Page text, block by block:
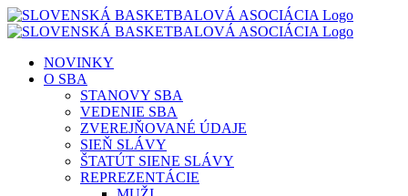
Skip
to
NOVINKY
O SBA
STANOVY SBA
VEDENIE SBA
ZVEREJŇOVANÉ ÚDAJE
SIEŇ SLÁVY
ŠTATÚT SIENE SLÁVY
REPREZENTÁCIE